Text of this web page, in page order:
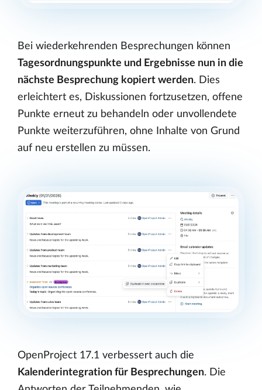
Bei wiederkehrenden Besprechungen können
Tagesordnungspunkte und Ergebnisse nun in die
nächste Besprechung kopiert werden. Dies
erleichtert es, Diskussionen fortzusetzen, offene
Punkte erneut zu behandeln oder unvollendete
Punkte weiterzuführen, ohne Inhalte von Grund
auf neu erstellen zu müssen.
OpenProject 17.1 verbessert auch die
Kalenderintegration für Besprechungen. Die